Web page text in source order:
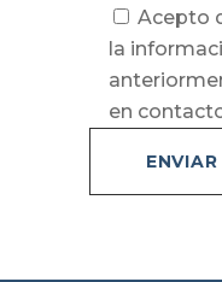
Acepto
la
en